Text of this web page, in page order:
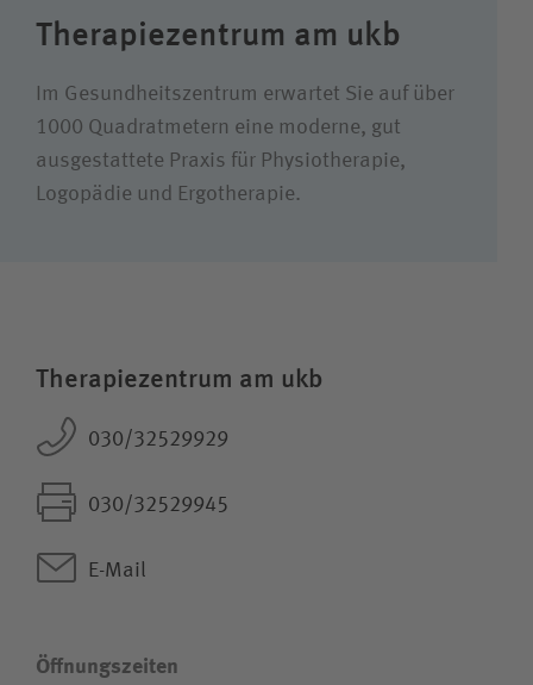
Wie können wir Ihnen helfen?
Suchwert
Ergotherapie
Logopädie
Therapiezentrum am ukb
Im Gesundheitszentrum erwartet Sie auf über
1000 Quadratmetern eine moderne, gut
ausgestattete Praxis für Physiotherapie,
Logopädie und Ergotherapie.
Therapiezentrum am ukb
030/32529929
030/32529945
E-Mail
Öffnungszeiten